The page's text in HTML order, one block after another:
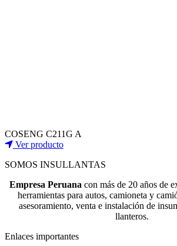
COSENG C211G A
Ver producto
SOMOS INSULLANTAS
Empresa Peruana con más de 20 años de
herramientas para autos, camioneta y
asesoramiento, venta e instalación de
llanteros.
Enlaces importantes